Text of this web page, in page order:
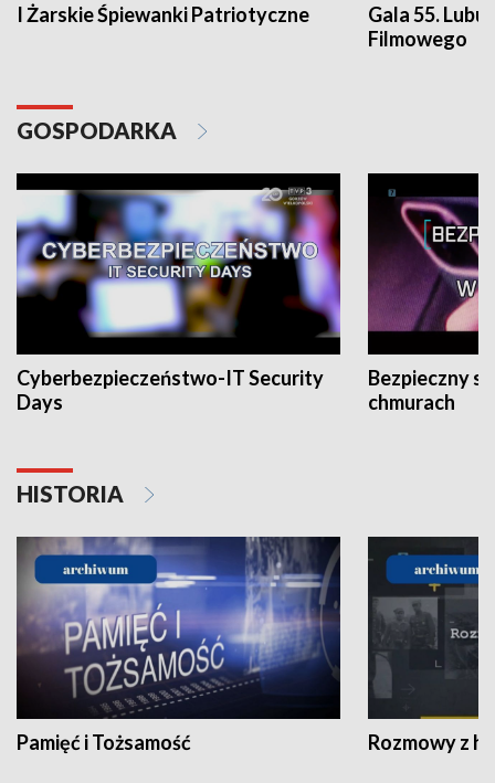
I Żarskie Śpiewanki Patriotyczne
Gala 55.
Filmowego
GOSPODARKA
Cyberbezpieczeństwo-IT Security
Days
Bezpieczny
chmurach
HISTORIA
Pamięć i Tożsamość Rozmowy z